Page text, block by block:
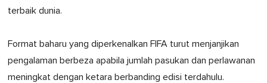
terbaik dunia.
Format baharu yang diperkenalkan FIFA turut menjanjikan
pengalaman berbeza apabila jumlah pasukan dan perlawanan
meningkat dengan ketara berbanding edisi terdahulu.